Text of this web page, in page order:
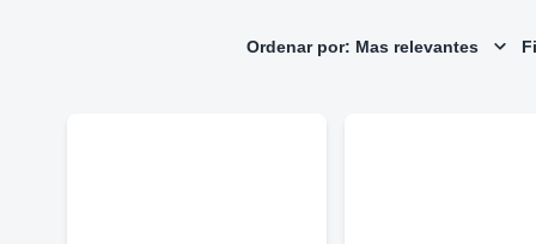
Ordenar por: Mas relevantes